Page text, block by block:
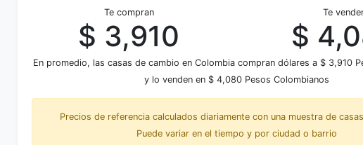
Te compran
$ 3,910
Te
$
En promedio, las casas de cambio en Colombia compran dólares a $ 3,910
y lo venden en $ 4,080 Pesos Colombianos
Precios de referencia calculados diariamente con una muestra de
Puede variar en el tiempo y por ciudad o barrio